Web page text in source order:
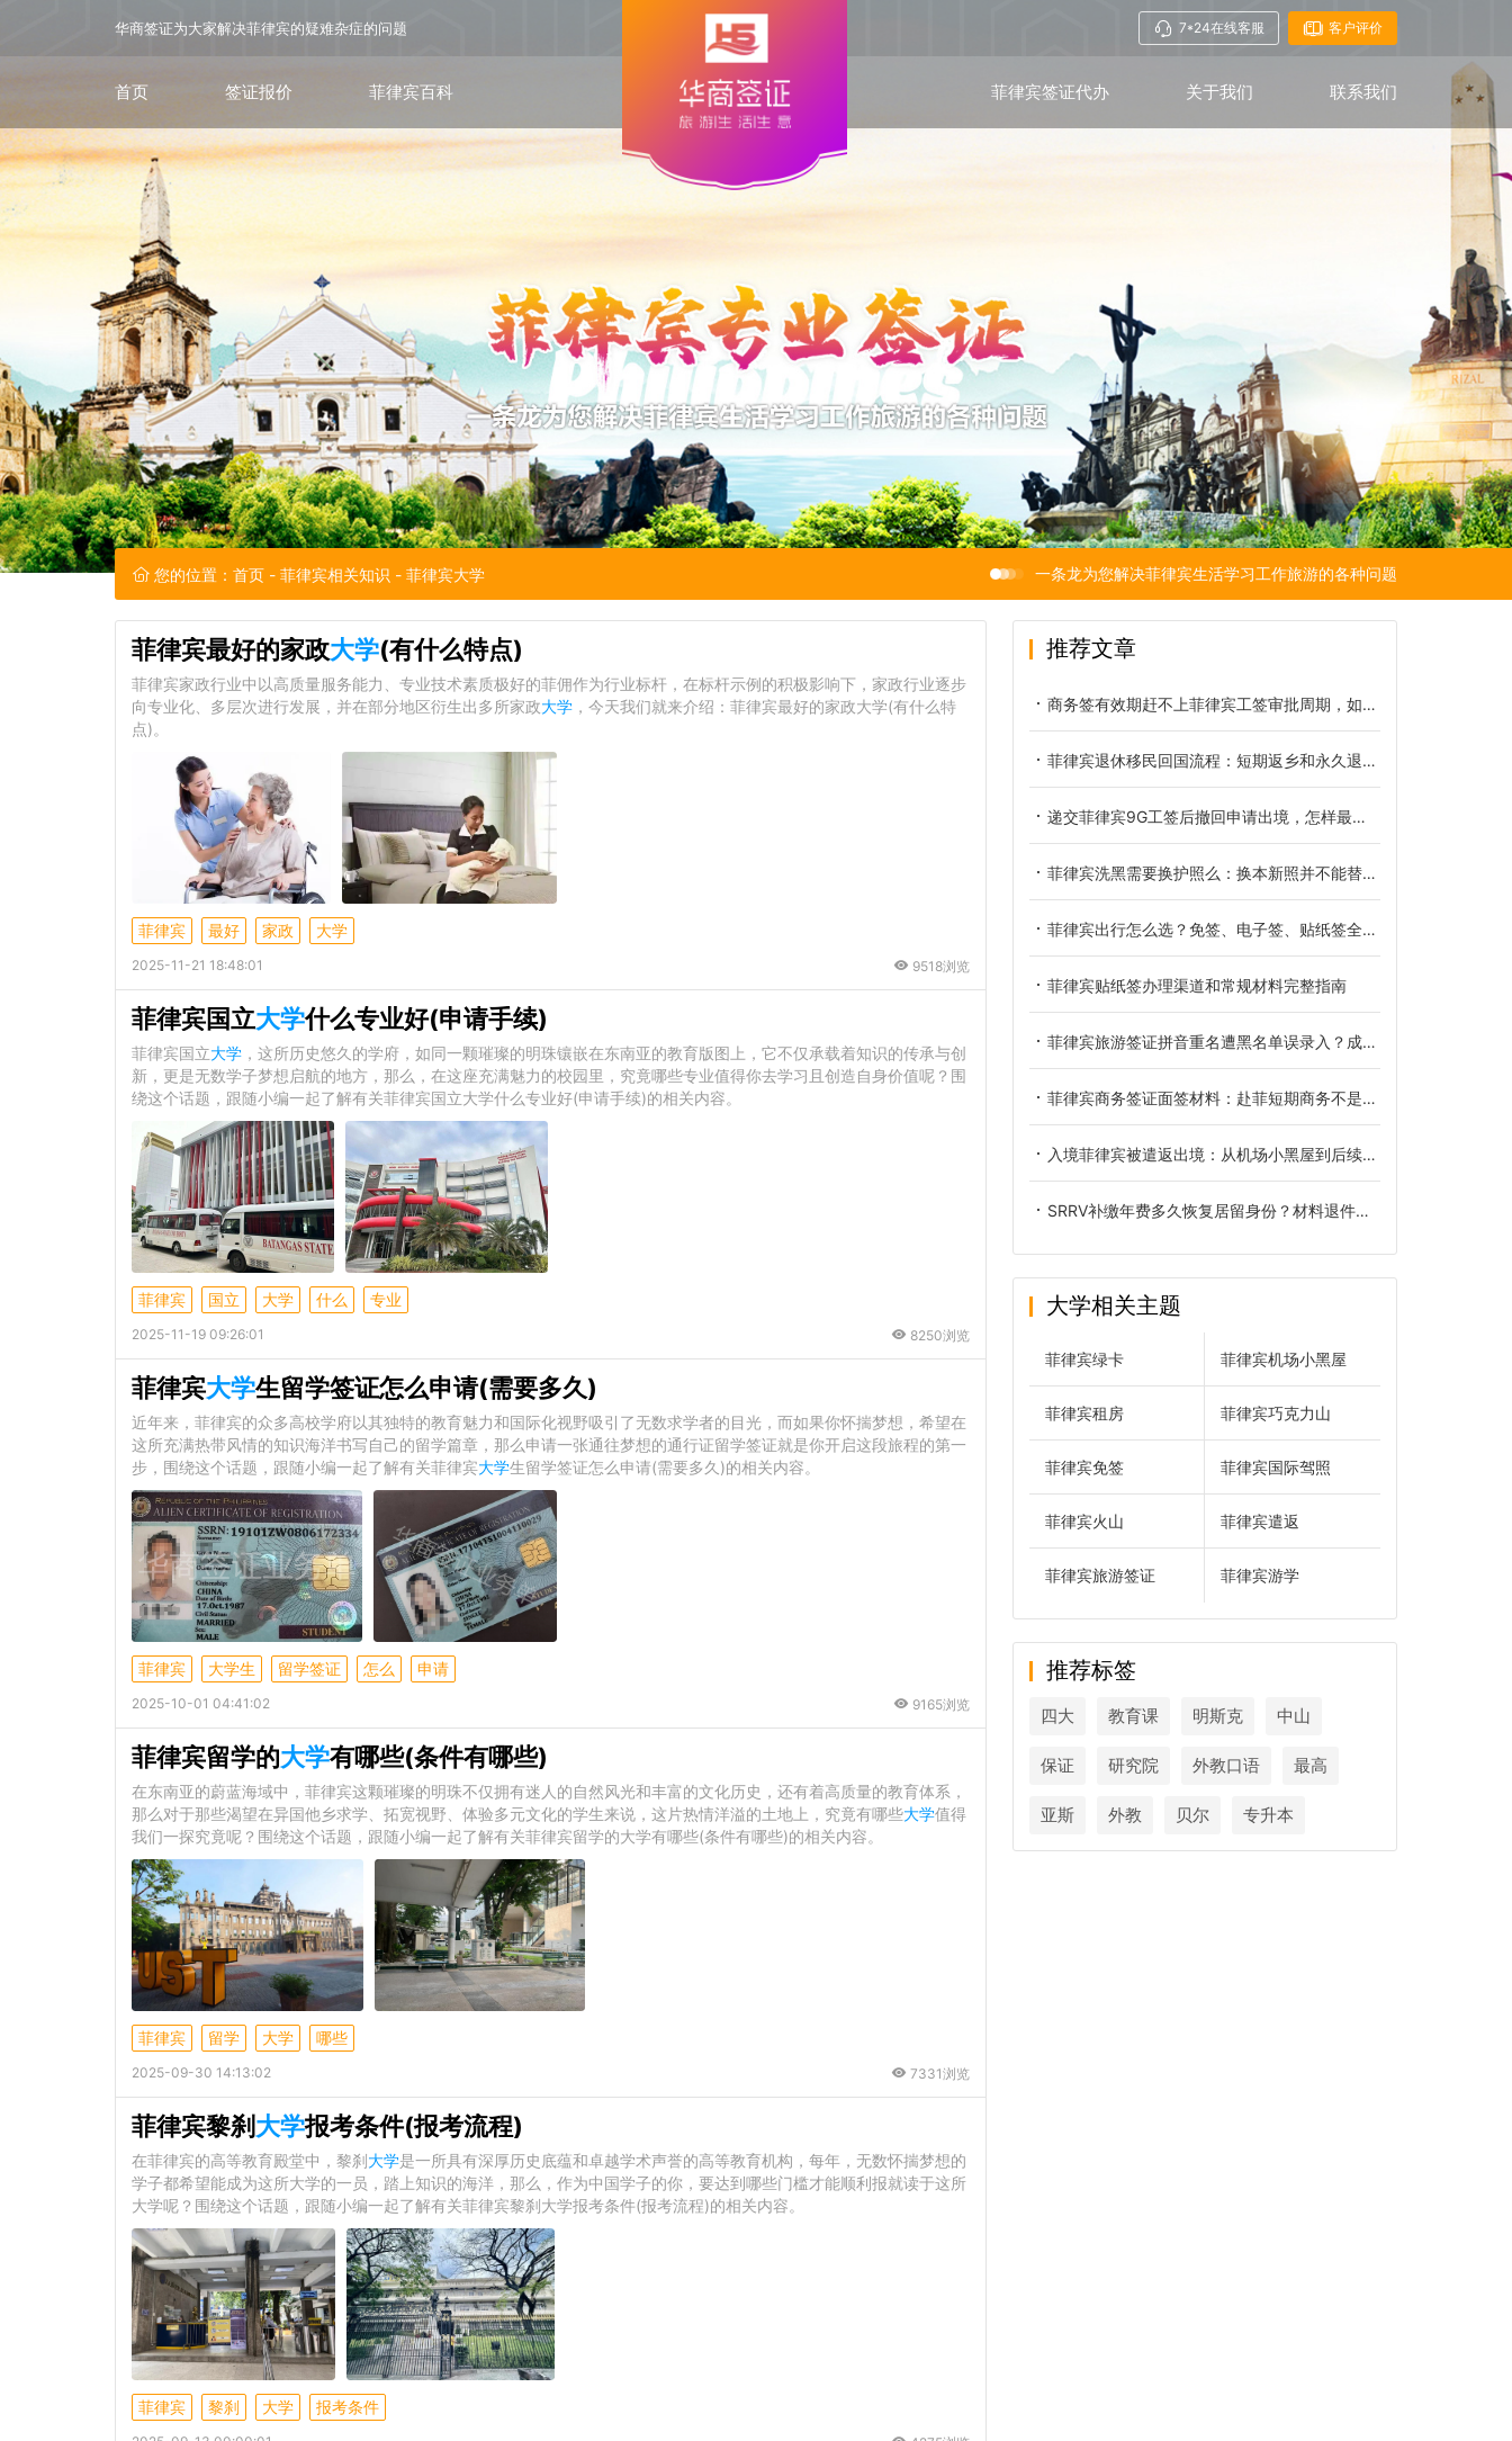
华商签证为大家解决菲律宾的疑难杂症的问题 7*24在线客服 客户评价
首页 签证报价 菲律宾百科 菲律宾签证代办 关于我们 联系我们
您的位置： 首页 - 菲律宾相关知识 - 菲律宾大学 一条龙为您解决菲律宾生活学习工作旅游的各种问题
菲律宾最好的家政大学(有什么特点)
菲律宾家政行业中以高质量服务能力、专业技术素质极好的菲佣作为行业标杆，在标杆示例的积极影响下，家政行业逐步
向专业化、多层次进行发展，并在部分地区衍生出多所家政大学 ，今天我们就来介绍：菲律宾最好的家政大学(有什么特
点)。
菲律宾 最好 家政 大学
2025-11-21 18:48:01 9518浏览
菲律宾国立大学什么专业好(申请手续)
菲律宾国立大学 ，这所历史悠久的学府，如同一颗璀璨的明珠镶嵌在东南亚的教育版图上，它不仅承载着知识的传承与创
新，更是无数学子梦想启航的地方，那么，在这座充满魅力的校园里，究竟哪些专业值得你去学习且创造自身价值呢？围
绕这个话题，跟随小编一起了解有关菲律宾国立大学什么专业好(申请手续)的相关内容。
菲律宾 国立 大学 什么 专业
2025-11-19 09:26:01 8250浏览
菲律宾大学生留学签证怎么申请(需要多久)
近年来，菲律宾的众多高校学府以其独特的教育魅力和国际化视野吸引了无数求学者的目光，而如果你怀揣梦想，希望在
这所充满热带风情的知识海洋书写自己的留学篇章，那么申请一张通往梦想的通行证留学签证就是你开启这段旅程的第一
步，围绕这个话题，跟随小编一起了解有关菲律宾大学生留学签证怎么申请(需要多久)的相关内容。
菲律宾 大学生 留学签证 怎么 申请
2025-10-01 04:41:02 9165浏览
菲律宾留学的大学有哪些(条件有哪些)
在东南亚的蔚蓝海域中，菲律宾这颗璀璨的明珠不仅拥有迷人的自然风光和丰富的文化历史，还有着高质量的教育体系，
那么对于那些渴望在异国他乡求学、拓宽视野、体验多元文化的学生来说，这片热情洋溢的土地上，究竟有哪些大学值得
我们一探究竟呢？围绕这个话题，跟随小编一起了解有关菲律宾留学的大学有哪些(条件有哪些)的相关内容。
菲律宾 留学 大学 哪些
2025-09-30 14:13:02 7331浏览
菲律宾黎刹大学报考条件(报考流程)
在菲律宾的高等教育殿堂中，黎刹大学是一所具有深厚历史底蕴和卓越学术声誉的高等教育机构，每年，无数怀揣梦想的
学子都希望能成为这所大学的一员，踏上知识的海洋，那么，作为中国学子的你，要达到哪些门槛才能顺利报就读于这所
大学呢？围绕这个话题，跟随小编一起了解有关菲律宾黎刹大学报考条件(报考流程)的相关内容。
菲律宾 黎刹 大学 报考条件
推荐文章
商务签有效期赶不上菲律宾工签审批周期，如何提前规避逾期滞留
菲律宾退休移民回国流程：短期返乡和永久退籍是两本账
递交菲律宾9G工签后撤回申请出境，怎样最大限度降低经济损失
菲律宾洗黑需要换护照么：换本新照并不能替你洗掉黑名单
菲律宾出行怎么选？免签、电子签、贴纸签全方位对比
菲律宾贴纸签办理渠道和常规材料完整指南
菲律宾旅游签证拼音重名遭黑名单误录入？成因、核验与正规解决办法
菲律宾商务签证面签材料：赴菲短期商务不是旅游签那一套
入境菲律宾被遣返出境：从机场小黑屋到后续洗黑的全链路复盘
SRRV补缴年费多久恢复居留身份？材料退件后正确重新递交方式
大学相关主题
菲律宾绿卡 菲律宾机场小黑屋
菲律宾租房 菲律宾巧克力山
菲律宾免签 菲律宾国际驾照
菲律宾火山 菲律宾遣返
菲律宾旅游签证 菲律宾游学
推荐标签
四大 教育课 明斯克 中山
保证 研究院 外教口语 最高
亚斯 外教 贝尔 专升本